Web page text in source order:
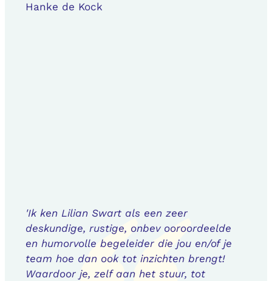
Hanke de Kock
'Ik ken Lilian Swart als een zeer
deskundige, rustige, onbev ooroordeelde
en humorvolle begeleider die jou en/of je
team hoe dan ook tot inzichten brengt!
Waardoor je, zelf aan het stuur, tot